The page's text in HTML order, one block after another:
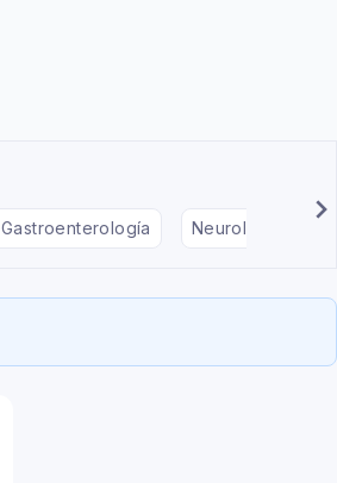
Gastroenterología Neurología